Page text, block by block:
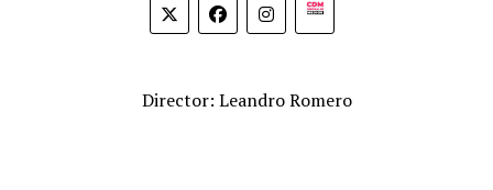
Biolink
Director: Leandro Romero